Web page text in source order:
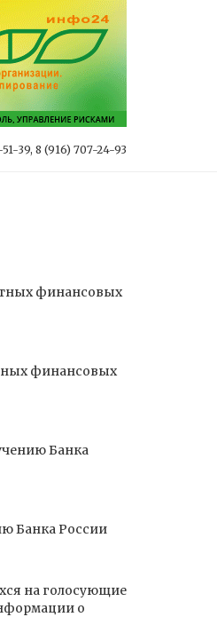
39, 8 (916) 707-24-93
финансовых
финансовых
Банка
Банка России
на голосующие
о